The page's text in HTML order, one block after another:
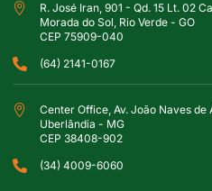
R. José Iran, 901 - Qd. 15 Lt. 02
Morada do Sol, Rio Verde - GO
CEP 75909-040
(64) 2141-0167
Center Office, Av. João Naves de
Uberlândia - MG
CEP 38408-902
(34) 4009-6060